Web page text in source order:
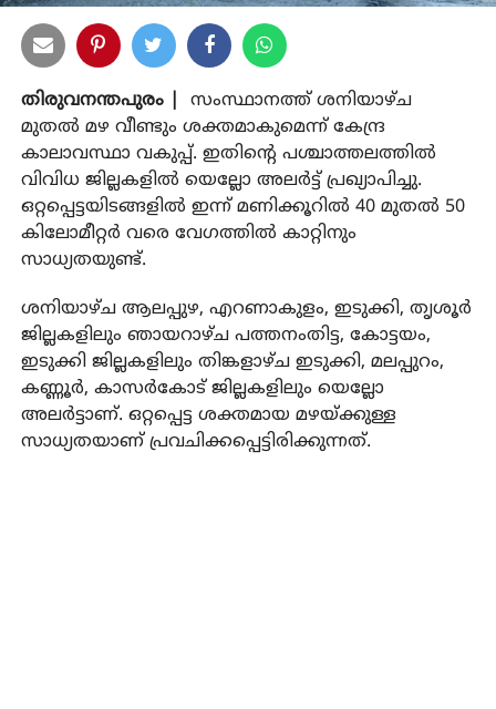
തിരുവനന്തപുരം |
സംസ്ഥാനത്ത് ശനിയാഴ്ച
മുതല്‍ മഴ വീണ്ടും ശക്തമാകുമെന്ന് കേന്ദ്ര
കാലാവസ്ഥാ വകുപ്പ്. ഇതിന്റെ പശ്ചാത്തലത്തില്‍
വിവിധ ജില്ലകളില്‍ യെല്ലോ അലര്‍ട്ട് പ്രഖ്യാപിച്ചു.
ഒറ്റപ്പെട്ടയിടങ്ങളില്‍ ഇന്ന് മണിക്കൂറില്‍ 40 മുതല്‍ 50
കിലോമീറ്റര്‍ വരെ വേഗത്തില്‍ കാറ്റിനും
സാധ്യതയുണ്ട്.
ശനിയാഴ്ച ആലപ്പുഴ, എറണാകുളം, ഇടുക്കി, തൃശൂര്‍
ജില്ലകളിലും ഞായറാഴ്ച പത്തനംതിട്ട, കോട്ടയം,
ഇടുക്കി ജില്ലകളിലും തിങ്കളാഴ്ച ഇടുക്കി, മലപ്പുറം,
കണ്ണൂര്‍, കാസര്‍കോട് ജില്ലകളിലും യെല്ലോ
അലര്‍ട്ടാണ്. ഒറ്റപ്പെട്ട ശക്തമായ മഴയ്ക്കുള്ള
സാധ്യതയാണ് പ്രവചിക്കപ്പെട്ടിരിക്കുന്നത്.